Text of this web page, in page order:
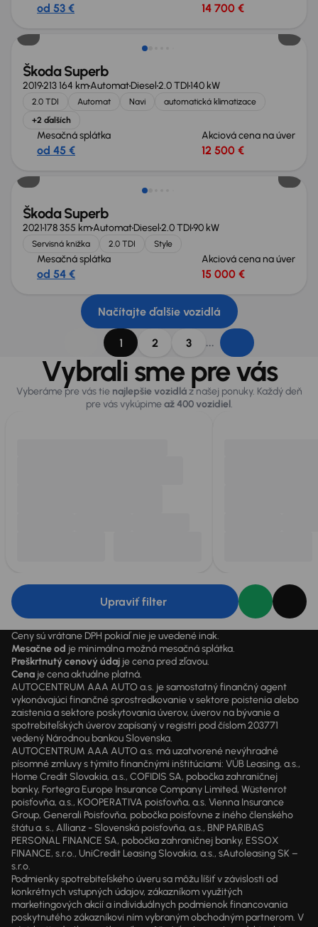
od 53 € 14 700 €
Nové v ponuke
Škoda Superb
2019213 164 kmAutomatDiesel2.0 TDI140 kW
2.0 TDI Automat Navi
automatická klimatizace
+2 ďalších
Mesačná splátka
od 45 €
Akciová cena na úver
12 500 €
Škoda Superb
2021178 355 kmAutomatDiesel2.0 TDI90 kW
Servisná knižka 2.0 TDI Style
Mesačná splátka
od 54 €
Akciová cena na úver
15 000 €
Načítajte ďalšie vozidlá
1 2 3 ...
Vybrali sme pre vás
Vyberáme pre vás tie najlepšie vozidláz našej ponuky. Každý deň
pre vás vykúpimeaž 400 vozidiel.
Upraviť filter
Ceny sú vrátane DPH pokiaľ nie je uvedené inak.
Mesačne od je minimálna možná mesačná splátka.
Preškrtnutý cenový údaj je cena pred zľavou.
Cena je cena aktuálne platná.
AUTOCENTRUM AAA AUTO a.s. je samostatný finančný agent
vykonávajúci finančné sprostredkovanie v sektore poistenia alebo
zaistenia a sektore poskytovania úverov, úverov na bývanie a
spotrebiteľských úverov zapísaný v registri pod číslom 203771
vedený Národnou bankou Slovenska.
AUTOCENTRUM AAA AUTO a.s. má uzatvorené nevýhradné
písomné zmluvy s týmito finančnými inštitúciami: VÚB Leasing, a.s.,
Home Credit Slovakia, a.s., COFIDIS SA, pobočka zahraničnej
banky, Fortegra Europe Insurance Company Limited, Wüstenrot
poisťovňa, a.s., KOOPERATIVA poisťovňa, a.s. Vienna Insurance
Group, Generali Poisťovňa, pobočka poisťovne z iného členského
štátu a. s., Allianz - Slovenská poisťovňa, a.s., BNP PARIBAS
PERSONAL FINANCE SA, pobočka zahraničnej banky, ESSOX
FINANCE, s.r.o., UniCredit Leasing Slovakia, a.s., sAutoleasing SK –
s.r.o.
Podmienky spotrebiteľského úveru sa môžu líšiť v závislosti od
konkrétnych vstupných údajov, zákazníkom využitých
marketingových akcií a individuálnych podmienok financovania
poskytnutého zákazníkovi ním vybraným obchodným partnerom. V